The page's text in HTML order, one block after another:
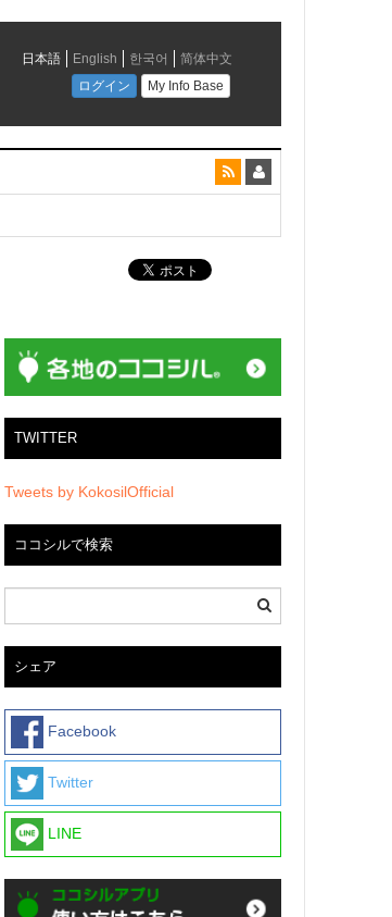
TWITTER
Tweets by KokosilOfficial
ココシルで検索
シェア
Facebook
Twitter
LINE